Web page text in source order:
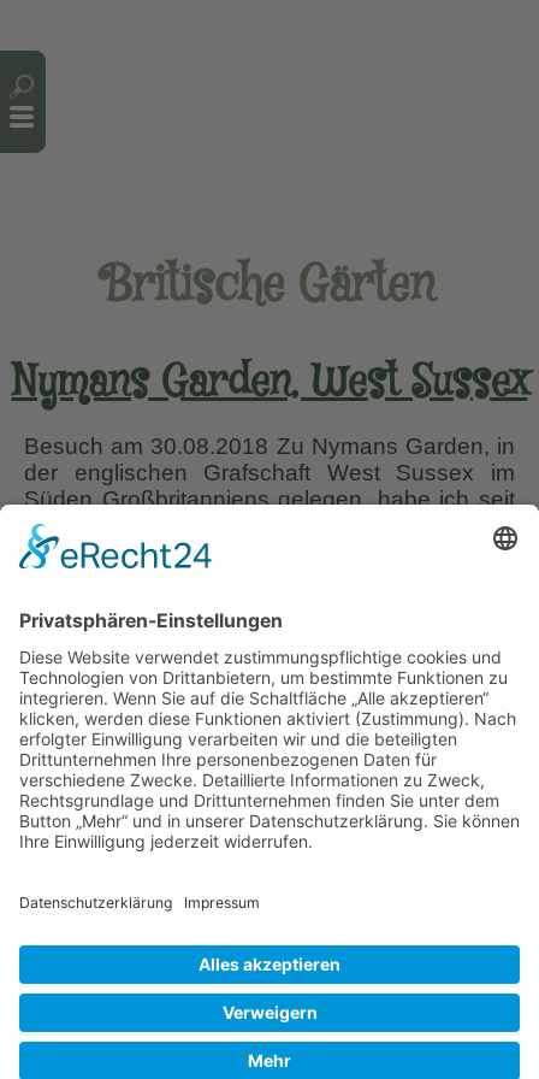
Britische Gärten
Nymans Garden, West Sussex
Besuch am 30.08.2018 Zu Nymans Garden, in
der englischen Grafschaft West Sussex im
Süden Großbritanniens gelegen, habe ich seit
Jahrzehnten eine besondere Seelen-
Verbindung. Es war mein allererster Garten auf
wehmütig gedämpfte Stimmung, die von
Gewitter und Dauerregen noch verstärkt wurde,
lag neun Jahre…Nymans
Garden,
West
Sussex
Liebe Leser! Ihr könnt euch per E-Mail
informieren lassen, wenn neue Artikel auf
Wurzerlsgarten erscheinen.Folgt dafür einfach
diesem Link und gebt dort eure E-Mailadresse
25. August 2020
Cookie-Einstellungen© 2026 Wurzerls Garten